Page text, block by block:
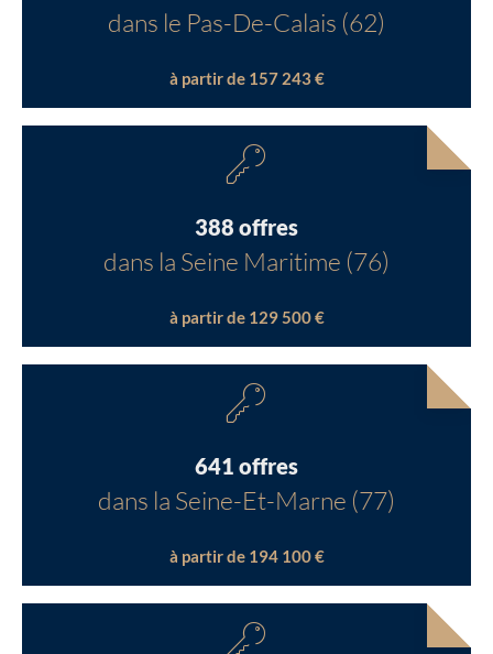
dans le Pas-De-Calais (62)
à partir de 157 243 €
388 offres
dans la Seine Maritime (76)
à partir de 129 500 €
641 offres
dans la Seine-Et-Marne (77)
à partir de 194 100 €